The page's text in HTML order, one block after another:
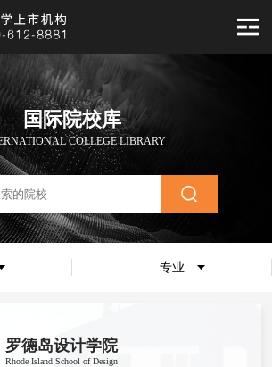
国际院校库
COLLEGE LIBRARY
专业
罗德岛设计学院
Rhode Island School of Design